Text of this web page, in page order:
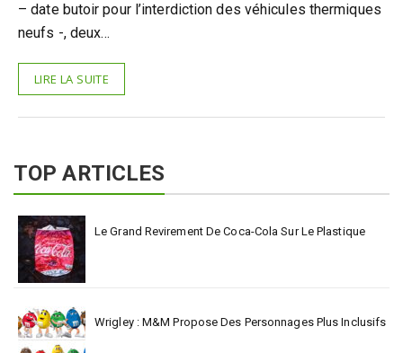
– date butoir pour l’interdiction des véhicules thermiques
neufs -, deux…
LIRE LA SUITE
TOP ARTICLES
Le Grand Revirement De Coca-Cola Sur Le Plastique
Wrigley : M&M Propose Des Personnages Plus Inclusifs